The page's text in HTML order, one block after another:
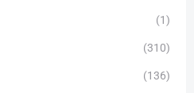
(1)
(310)
(136)